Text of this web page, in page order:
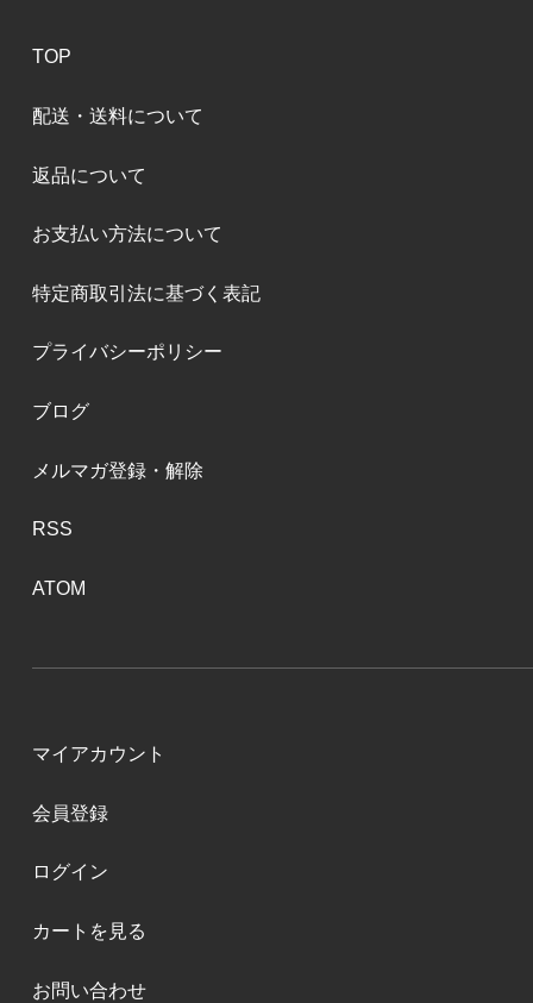
TOP
配送・送料について
返品について
お支払い方法について
特定商取引法に基づく表記
プライバシーポリシー
ブログ
メルマガ登録・解除
RSS
ATOM
マイアカウント
会員登録
ログイン
カートを見る
お問い合わせ